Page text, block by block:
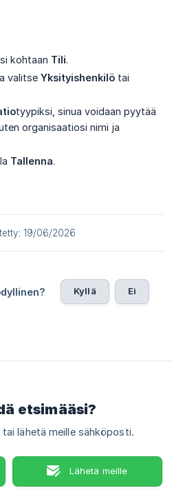
kohtaan Tili.
valitse Yksityishenkilö tai
tyypiksi, sinua voidaan pyytää
organisaatiosi nimi ja
Tallenna.
19/06/2026
Kyllä Ei
etsimääsi?
lähetä meille sähköposti.
Lähetä meille